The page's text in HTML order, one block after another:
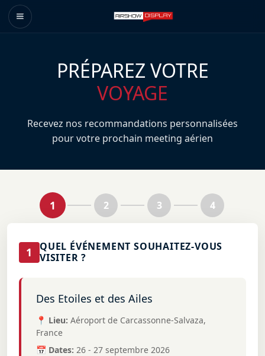
PRÉPAREZ VOTRE
VOYAGE
Recevez nos recommandations personnalisées
pour votre prochain meeting aérien
1 2 3 4
1
QUEL ÉVÉNEMENT SOUHAITEZ-VOUS
VISITER ?
Des Etoiles et des Ailes
📍 Lieu: Aéroport de Carcassonne-Salvaza,
France
📅 Dates: 26 - 27 septembre 2026